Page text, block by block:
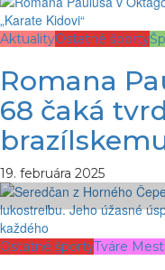
AktualityOstatné športy
Romana
68 čaká
19. februára 2025
Ostatné športyTváre